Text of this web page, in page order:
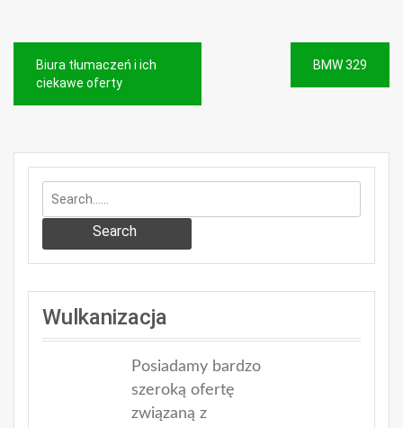
Nawigacja
wpisu
Biura tłumaczeń i ich
ciekawe oferty
BMW 329
Search
Wulkanizacja
Posiadamy bardzo
szeroką ofertę
związaną z